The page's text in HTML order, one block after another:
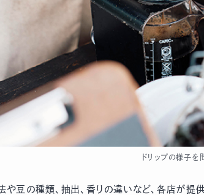
ドリップの様子を
や豆の種類、抽出、香りの違いなど、各店が